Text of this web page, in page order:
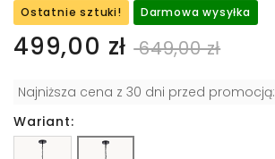
Ostatnie sztuki! Darmowa wysyłka
499,00 zł 649,00 zł
Najniższa cena z 30 dni przed promocją:
Wariant: